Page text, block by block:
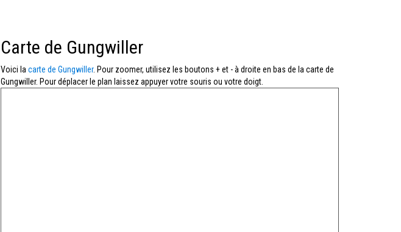
Carte de Gungwiller
Voici la carte de Gungwiller. Pour zoomer, utilisez les boutons + et - à droite en bas de la carte de
Gungwiller. Pour déplacer le plan laissez appuyer votre souris ou votre doigt.